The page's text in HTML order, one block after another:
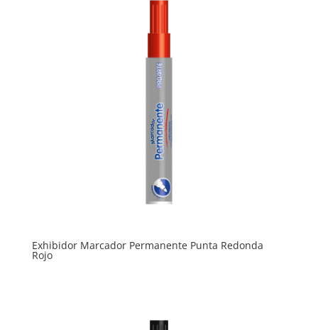
Exhibidor Marcador Permanente Punta Redonda
Rojo